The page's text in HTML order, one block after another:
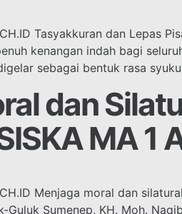
Tasyakkuran dan Lepas
kenangan indah bagi
sebagai bentuk rasa
dan
MA 1
Menjaga moral dan
Guluk Sumenep, KH. Moh.